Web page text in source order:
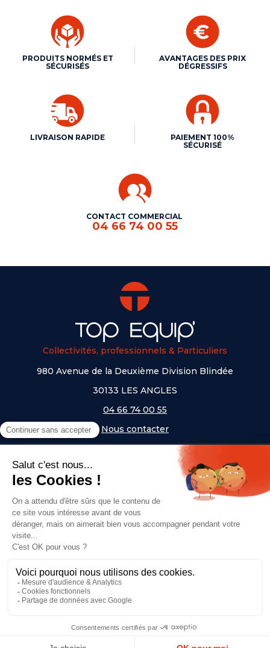
PRODUITS NORMÉS ET
SÉCURISÉS
AVANTAGES DES PRIX
DÉGRESSIFS
LIVRAISON RAPIDE
PAIEMENT 100%
SÉCURISÉ
CONTACT COMMERCIAL
04 66 74 00 55
Collectivités, professionnels & Particuliers
980 Avenue de la Deuxième Division Blindée
30133 LES ANGLES
04 66 74 00 55
Nous contacter
NOS UNIVERS
- Serem
- Lifetime
- Mottez
- JAD Groupe
© Copyright 2026, Top Equip' - Réalisé parAgence Off